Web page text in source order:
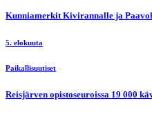
Kunniamerkit Kivirannalle ja
5. elokuuta
Paikallisuutiset
Reisjärven opistoseuroissa 19 000